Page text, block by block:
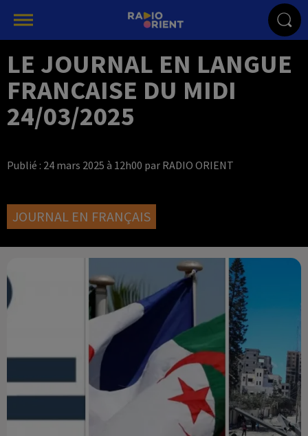
LE JOURNAL EN LANGUE
FRANCAISE DU MIDI
24/03/2025
Publié : 24 mars 2025 à 12h00 par RADIO ORIENT
JOURNAL EN FRANÇAIS